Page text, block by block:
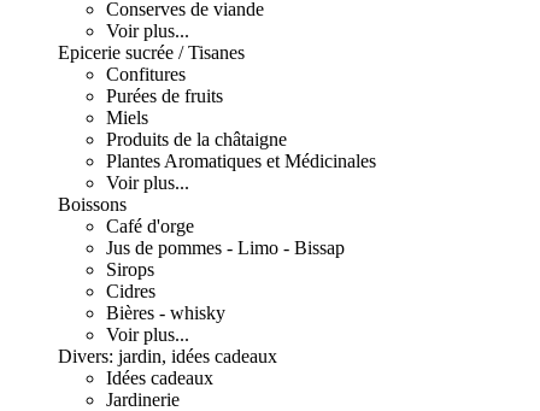
Conserves de viande
Voir plus...
Epicerie sucrée / Tisanes
Confitures
Purées de fruits
Miels
Produits de la châtaigne
Plantes Aromatiques et Médicinales
Voir plus...
Boissons
Café d'orge
Jus de pommes - Limo - Bissap
Sirops
Cidres
Bières - whisky
Voir plus...
Divers: jardin, idées cadeaux
Idées cadeaux
Jardinerie